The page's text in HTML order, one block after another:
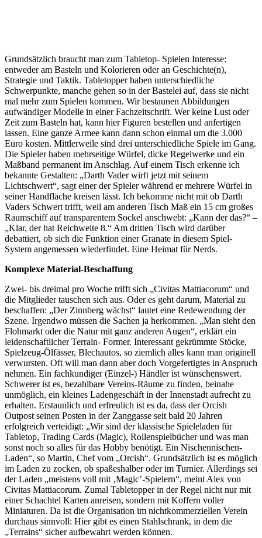
Grundsätzlich braucht man zum Tabletop- Spielen Interesse:
entweder am Basteln und Kolorieren oder an Geschichte(n),
Strategie und Taktik. Tabletopper haben unterschiedliche
Schwerpunkte, manche gehen so in der Bastelei auf, dass sie nicht
mal mehr zum Spielen kommen. Wir bestaunen Abbildungen
aufwändiger Modelle in einer Fachzeitschrift. Wer keine Lust oder
Zeit zum Basteln hat, kann hier Figuren bestellen und anfertigen
lassen. Eine ganze Armee kann dann schon einmal um die 3.000
Euro kosten. Mittlerweile sind drei unterschiedliche Spiele im Gang.
Die Spieler haben mehrseitige Würfel, dicke Regelwerke und ein
Maßband permanent im Anschlag. Auf einem Tisch erkenne ich
bekannte Gestalten: „Darth Vader wirft jetzt mit seinem
Lichtschwert“, sagt einer der Spieler während er mehrere Würfel in
seiner Handfläche kreisen lässt. Ich bekomme nicht mit ob Darth
Vaders Schwert trifft, weil am anderen Tisch Maß ein 15 cm großes
Raumschiff auf transparentem Sockel anschwebt: „Kann der das?“ –
„Klar, der hat Reichweite 8.“ Am dritten Tisch wird darüber
debattiert, ob sich die Funktion einer Granate in diesem Spiel-
System angemessen wiederfindet. Eine Heimat für Nerds.
Komplexe Material-Beschaffung
Zwei- bis dreimal pro Woche trifft sich „Civitas Mattiacorum“ und
die Mitglieder tauschen sich aus. Oder es geht darum, Material zu
beschaffen: „Der Zinnberg wächst“ lautet eine Redewendung der
Szene. Irgendwo müssen die Sachen ja herkommen. „Man sieht den
Flohmarkt oder die Natur mit ganz anderen Augen“, erklärt ein
leidenschaftlicher Terrain- Former. Interessant gekrümmte Stöcke,
Spielzeug-Ölfässer, Blechautos, so ziemlich alles kann man originell
verwursten. Oft will man dann aber doch Vorgefertigtes in Anspruch
nehmen. Ein fachkundiger (Einzel-) Händler ist wünschenswert.
Schwerer ist es, bezahlbare Vereins-Räume zu finden, beinahe
unmöglich, ein kleines Ladengeschäft in der Innenstadt aufrecht zu
erhalten. Erstaunlich und erfreulich ist es da, dass der Orcish
Outpost seinen Posten in der Zanggasse seit bald 20 Jahren
erfolgreich verteidigt: „Wir sind der klassische Spieleladen für
Tabletop, Trading Cards (Magic), Rollenspielbücher und was man
sonst noch so alles für das Hobby benötigt. Ein Nischennischen-
Laden“, so Martin, Chef vom „Orcish“. Grundsätzlich ist es möglich
im Laden zu zocken, ob spaßeshalber oder im Turnier. Allerdings sei
der Laden „meistens voll mit ‚Magic’-Spielern“, meint Alex von
Civitas Mattiacorum. Zumal Tabletopper in der Regel nicht nur mit
einer Schachtel Karten anreisen, sondern mit Koffern voller
Miniaturen. Da ist die Organisation im nichtkommerziellen Verein
durchaus sinnvoll: Hier gibt es einen Stahlschrank, in dem die
„Terrains“ sicher aufbewahrt werden können.